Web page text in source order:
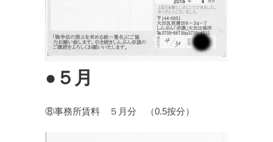
●５月
⑧事務所賃料 ５月分 （0.5按分）